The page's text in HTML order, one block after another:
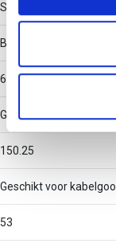
partners voor
partners kunnen
informatie die u
verzameld op
Staal
Binnenstraal
60
Geschikt voor
150.25
Geschikt voor
53